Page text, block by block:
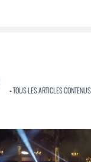
+ TOUS LES ARTICLES CONTENUS